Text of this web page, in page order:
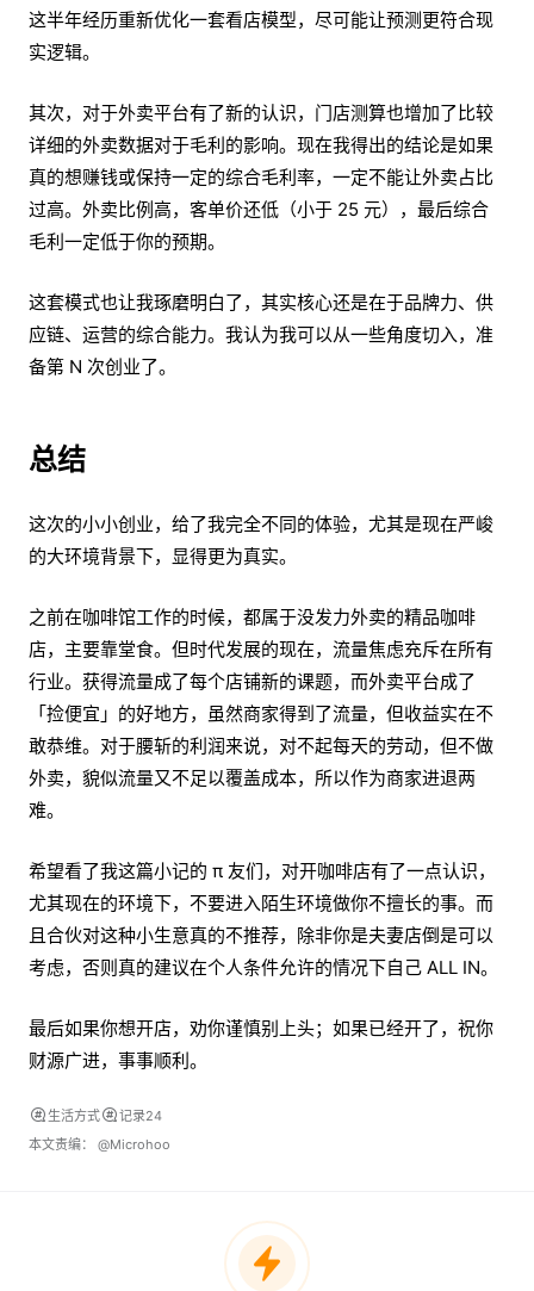
这半年经历重新优化一套看店模型，尽可能让预测更符合现
实逻辑。
其次，对于外卖平台有了新的认识，门店测算也增加了比较
详细的外卖数据对于毛利的影响。现在我得出的结论是如果
真的想赚钱或保持一定的综合毛利率，一定不能让外卖占比
过高。外卖比例高，客单价还低（小于 25 元），最后综合
毛利一定低于你的预期。
这套模式也让我琢磨明白了，其实核心还是在于品牌力、供
应链、运营的综合能力。我认为我可以从一些角度切入，准
备第 N 次创业了。
总结
这次的小小创业，给了我完全不同的体验，尤其是现在严峻
的大环境背景下，显得更为真实。
之前在咖啡馆工作的时候，都属于没发力外卖的精品咖啡
店，主要靠堂食。但时代发展的现在，流量焦虑充斥在所有
行业。获得流量成了每个店铺新的课题，而外卖平台成了
「捡便宜」的好地方，虽然商家得到了流量，但收益实在不
敢恭维。对于腰斩的利润来说，对不起每天的劳动，但不做
外卖，貌似流量又不足以覆盖成本，所以作为商家进退两
难。
希望看了我这篇小记的 π 友们，对开咖啡店有了一点认识，
尤其现在的环境下，不要进入陌生环境做你不擅长的事。而
且合伙对这种小生意真的不推荐，除非你是夫妻店倒是可以
考虑，否则真的建议在个人条件允许的情况下自己 ALL IN。
最后如果你想开店，劝你谨慎别上头；如果已经开了，祝你
财源广进，事事顺利。
生活方式
记录24
本文责编： @Microhoo